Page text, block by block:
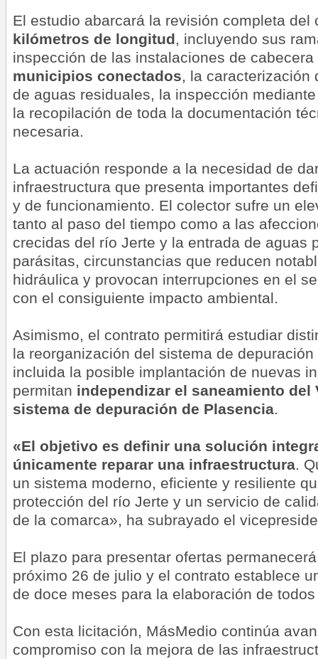
El estudio abarcará la revisión completa del
kilómetros de longitud, incluyendo sus
inspección de las instalaciones de
municipios conectados, la caracterización
de aguas residuales, la inspección
la recopilación de toda la documentación
necesaria.
La actuación responde a la necesidad de
infraestructura que presenta importantes
y de funcionamiento. El colector sufre un
tanto al paso del tiempo como a las
crecidas del río Jerte y la entrada de aguas
parásitas, circunstancias que reducen
hidráulica y provocan interrupciones en el
con el consiguiente impacto ambiental.
Asimismo, el contrato permitirá estudiar
la reorganización del sistema de
incluida la posible implantación de nuevas
permitan independizar el saneamiento del
sistema de depuración de Plasencia.
«El objetivo es definir una solución
únicamente reparar una infraestructura.
un sistema moderno, eficiente y resiliente
protección del río Jerte y un servicio de
de la comarca», ha subrayado el
El plazo para presentar ofertas
próximo 26 de julio y el contrato establece
de doce meses para la elaboración de
Con esta licitación, MásMedio continúa
compromiso con la mejora de las